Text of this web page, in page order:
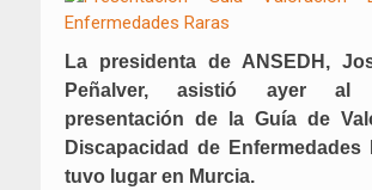
La presidenta de ANSEDH,
Peñalver, asistió ayer
presentación de la Guía de
Discapacidad de Enfermedades
tuvo lugar en Murcia.